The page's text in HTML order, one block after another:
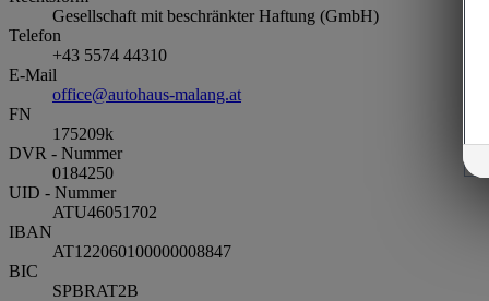
Gesellschaft mit beschränkter Haftung (GmbH)
Telefon
+43 5574 44310
E-Mail
office@autohaus-malang.at
FN
175209k
DVR - Nummer
0184250
UID - Nummer
ATU46051702
IBAN
AT122060100000008847
BIC
SPBRAT2B